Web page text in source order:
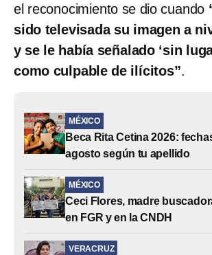
el reconocimiento se dio cuando
sido televisada su imagen a
y se le había señalado ‘sin
como culpable de ilícitos”.
MÉXICO
Beca Rita Cetina 2026:
agosto según tu apellido
MÉXICO
Ceci Flores, madre
en FGR y en la CNDH
VERACRUZ